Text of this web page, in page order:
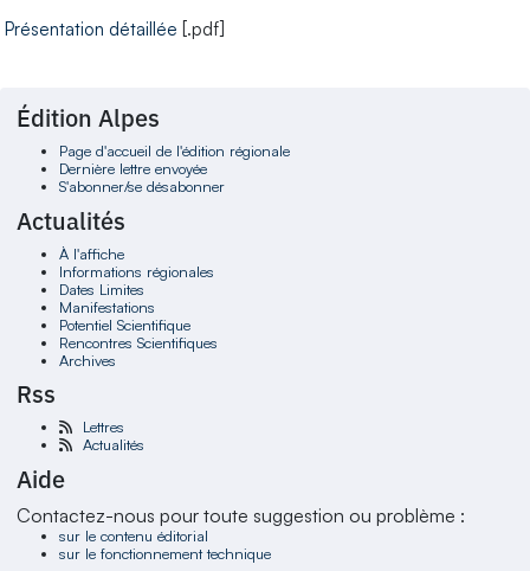
Présentation détaillée [.pdf]
Édition Alpes
Page d'accueil de l'édition régionale
Dernière lettre envoyée
S'abonner/se désabonner
Actualités
À l'affiche
Informations régionales
Dates Limites
Manifestations
Potentiel Scientifique
Rencontres Scientifiques
Archives
Rss
Lettres
Actualités
Aide
Contactez-nous pour toute suggestion ou problème :
sur le contenu éditorial
sur le fonctionnement technique